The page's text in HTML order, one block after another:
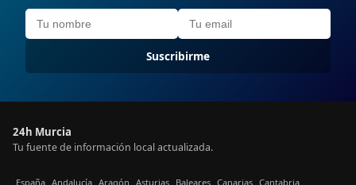
Suscribirme
24h Murcia
Tu fuente de información local actualizada.
España Andalucía Aragón Asturias Baleares Canarias Cantabria